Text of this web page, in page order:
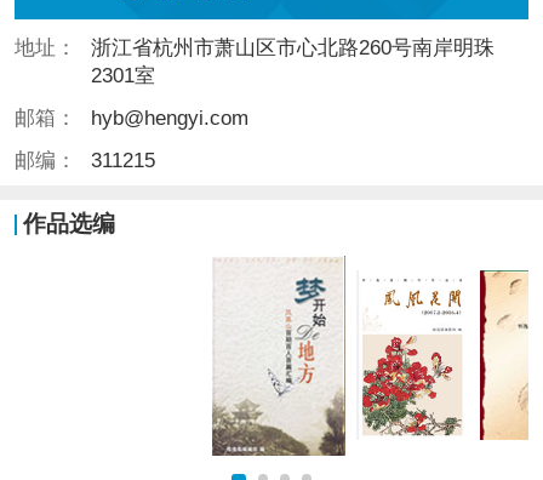
地址：
浙江省杭州市萧山区市心北路260号南岸明珠
2301室
邮箱：
hyb@hengyi.com
邮编：
311215
作品选编